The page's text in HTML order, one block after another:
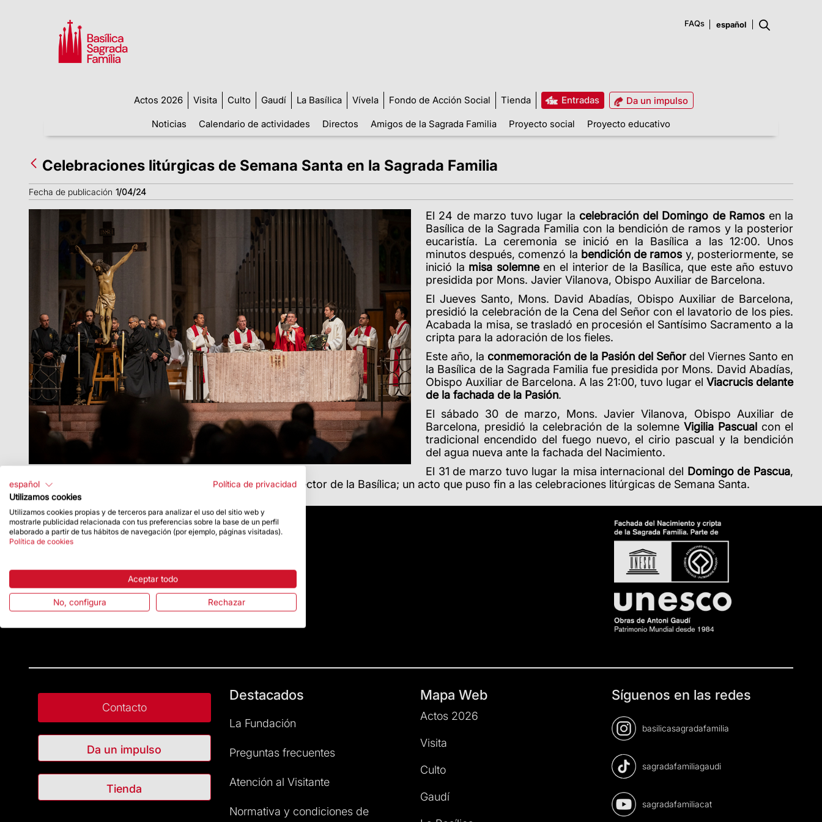
FAQs
Actos 2026 Visita Culto Gaudí La Basílica Vívela Fondo de Acción Social Tienda Entradas
Da un impulso
Noticias
Calendario de actividades Directos Amigos de la Sagrada Familia Proyecto social Proyecto educativo
Celebraciones litúrgicas de Semana Santa en la Sagrada Familia
Fecha de publicación 1/04/24
El 24 de marzo tuvo lugar lacelebración del Domingo de Ramosen la
Basílica de la Sagrada Familia con la bendición de ramos y la posterior
eucaristía. La ceremonia se inició en la Basílica a las 12:00. Unos
minutos después, comenzó la bendición de ramosy, posteriormente, se
inició la misa solemneen el interior de la Basílica, que este año estuvo
presidida por Mons. Javier Vilanova, Obispo Auxiliar de Barcelona.
El Jueves Santo, Mons. David Abadías, Obispo Auxiliar de Barcelona,
presidió la celebración de la Cena del Señor con el lavatorio de los pies.
Acabada la misa, se trasladó en procesión el Santísimo Sacramento a la
cripta para la adoración de los fieles.
Este año, la conmemoración de la Pasión del Señor del Viernes Santo en
la Basílica de la Sagrada Familia fue presidida por Mons. David Abadías,
Obispo Auxiliar de Barcelona. A las 21:00, tuvo lugar el Viacrucis delante
de la fachada de la Pasión.
El sábado 30 de marzo, Mons. Javier Vilanova, Obispo Auxiliar de
Barcelona, presidió la celebración de la solemne Vigilia Pascual con el
tradicional encendido del fuego nuevo, el cirio pascual y la bendición
del agua nueva ante la fachada del Nacimiento.
El 31 de marzo tuvo lugar la misa internacional del Domingo de Pascua,
que estuvo presidida por
Mons. Josep Maria Turull, Rector de la Basílica; un acto que puso fin a las celebraciones litúrgicas de Semana Santa.
Contacto
Da un impulso
Tienda
Destacados
La Fundación
Preguntas frecuentes
Atención al Visitante
Normativa y condiciones de
Mapa Web
Actos 2026
Visita
Culto
Gaudí
Síguenos en las redes
basilicasagradafamilia
sagradafamiliagaudi
sagradafamiliacat
español
Política de privacidad
Utilizamos cookies
Utilizamos cookies propias y de terceros para analizar el uso del sitio web y
mostrarle publicidad relacionada con tus preferencias sobre la base de un perfil
elaborado a partir de tus hábitos de navegación (por ejemplo, páginas visitadas).
Política de cookies
Aceptar todo
No, configura Rechazar